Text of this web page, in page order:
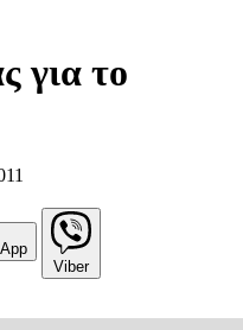
για το
Viber